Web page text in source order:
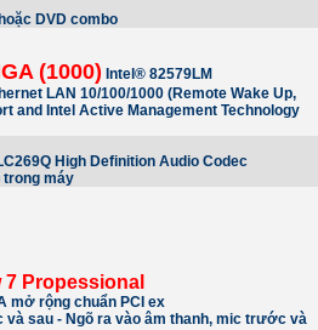
DVD combo
(1000) Intel® 82579LM
LAN 10/100/1000 (RemoteWake Up,
and Intel Active Management Technology
High Definition Audio Codec
trong máy
7 Propessional
mở rộng chuẩn PCI ex
và sau - Ngõ ra vào âm thanh, mic trước và